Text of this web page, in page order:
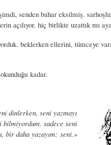
senden bahar eksilmiş.
açılıyor. hiç birlikte uzattık mı
beklerken ellerini, tümceye
kadar.
dinlerken, seni yazmayı
sadece seni
bir daha yazayım: seni.»